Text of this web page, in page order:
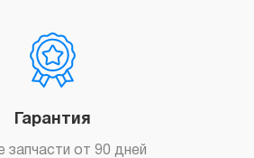
Гарантия
запчасти от 90 дней